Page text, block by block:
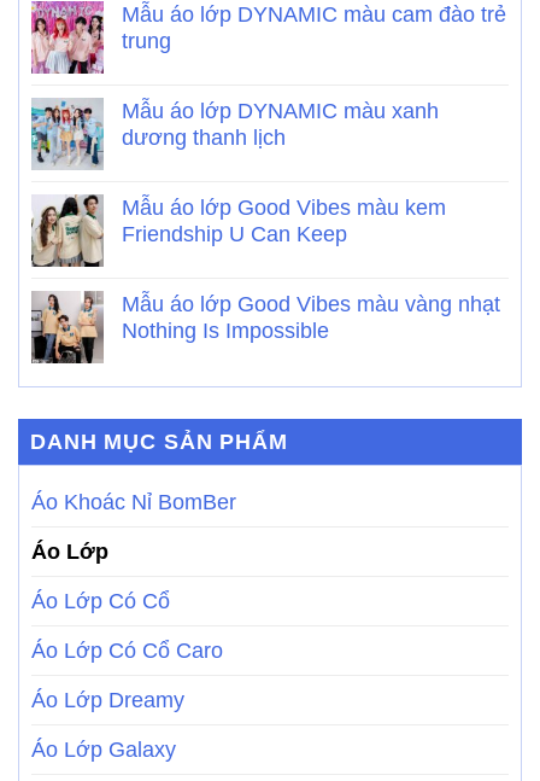
Mẫu áo lớp DYNAMIC màu cam đào trẻ
trung
Mẫu áo lớp DYNAMIC màu xanh
dương thanh lịch
Mẫu áo lớp Good Vibes màu kem
Friendship U Can Keep
Mẫu áo lớp Good Vibes màu vàng nhạt
Nothing Is Impossible
DANH MỤC SẢN PHẨM
Áo Khoác Nỉ BomBer
Áo Lớp
Áo Lớp Có Cổ
Áo Lớp Có Cổ Caro
Áo Lớp Dreamy
Áo Lớp Galaxy